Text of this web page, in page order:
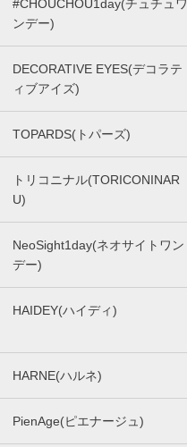
#CHOUCHOU1day(チュチュワ
ンデー)
DECORATIVE EYES(デコラテ
ィブアイズ)
TOPARDS(トパーズ)
トリコニナル(TORICONINAR
U)
NeoSight1day(ネオサイトワン
デー)
HAIDEY(ハイディ)
HARNE(ハルネ)
PienAge(ピエナージュ)